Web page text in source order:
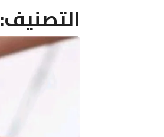
التصنيف: